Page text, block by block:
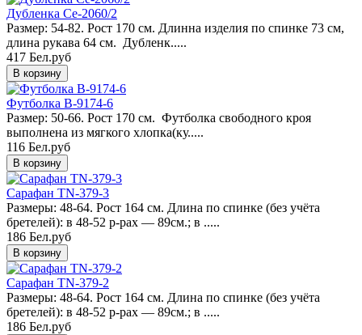
Дубленка Ce-2060/2
Размер: 54-82. Рост 170 см. Длинна изделия по спинке 73 см,
длина рукава 64 см. Дубленк.....
417 Бел.руб
Футболка B-9174-6
Размер: 50-66. Рост 170 см. Футболка свободного кроя
выполнена из мягкого хлопка(ку.....
116 Бел.руб
Сарафан TN-379-3
Размеры: 48-64. Рост 164 см. Длина по спинке (без учёта
бретелей): в 48-52 р-рах — 89см.; в .....
186 Бел.руб
Сарафан TN-379-2
Размеры: 48-64. Рост 164 см. Длина по спинке (без учёта
бретелей): в 48-52 р-рах — 89см.; в .....
186 Бел.руб